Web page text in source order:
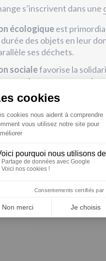
s’inscrivent dans une
écologiqueest
des objets en leur
ses déchets.
socialefavorise la
avec des personnes qui
écologiques, sans
économique
est
de faire des
famille est également une
.